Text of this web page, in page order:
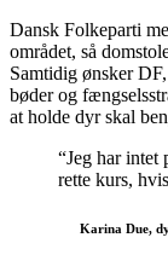
Dansk Folkeparti
området, så
Samtidig ønsker
bøder og
at holde dyr skal
“Jeg har intet
rette kurs,
Karina Due,